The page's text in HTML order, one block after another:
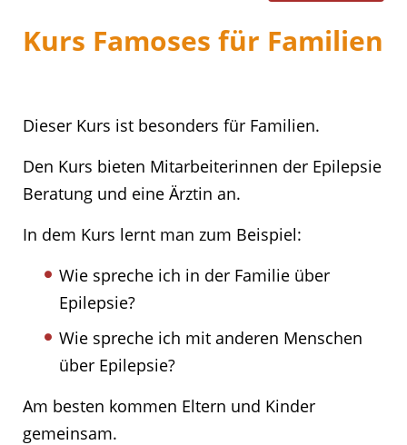
Kurs Famoses für Familien
Dieser Kurs ist besonders für Familien.
Den Kurs bieten Mitarbeiterinnen der Epilepsie
Beratung und eine Ärztin an.
In dem Kurs lernt man zum Beispiel:
Wie spreche ich in der Familie über
Epilepsie?
Wie spreche ich mit anderen Menschen
über Epilepsie?
Am besten kommen Eltern und Kinder
gemeinsam.